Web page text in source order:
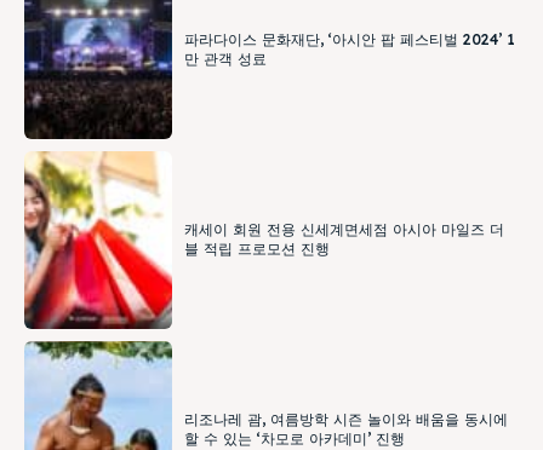
파라다이스 문화재단, ‘아시안 팝 페스티벌 2024’ 1
만 관객 성료
캐세이 회원 전용 신세계면세점 아시아 마일즈 더
블 적립 프로모션 진행
리조나레 괌, 여름방학 시즌 놀이와 배움을 동시에
할 수 있는 ‘차모로 아카데미’ 진행